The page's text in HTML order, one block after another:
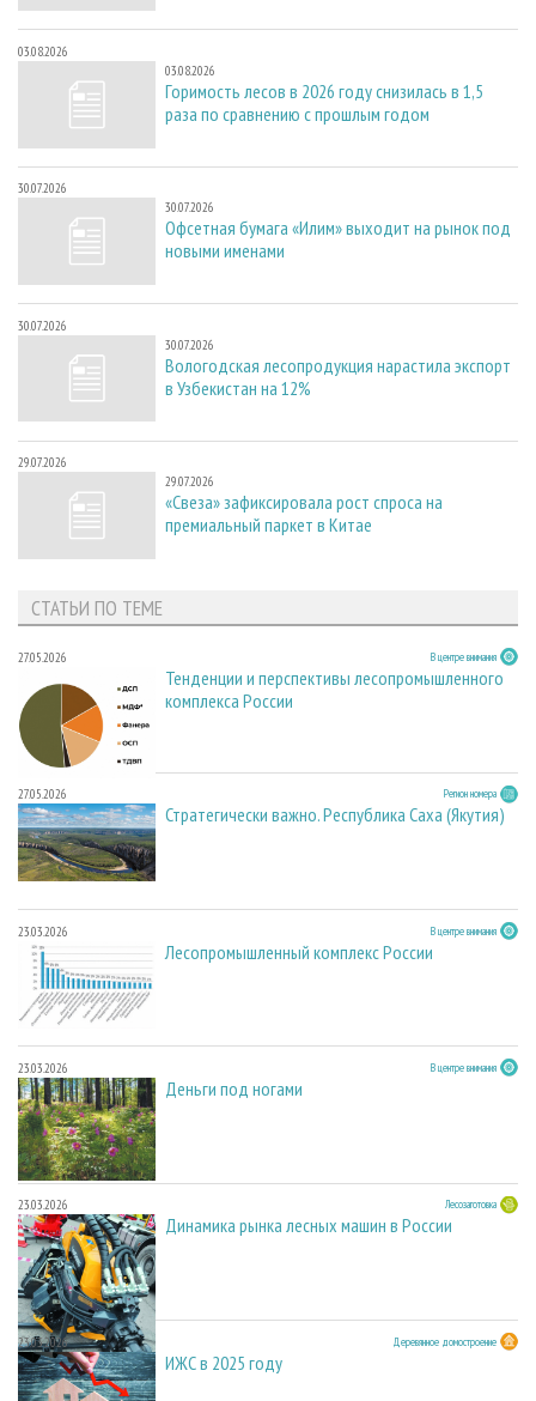
03.08.2026
03.08.2026
Горимость лесов в 2026 году снизилась в 1,5
раза по сравнению с прошлым годом
30.07.2026
30.07.2026
Офсетная бумага «Илим» выходит на рынок под
новыми именами
30.07.2026
30.07.2026
Вологодская лесопродукция нарастила экспорт
в Узбекистан на 12%
29.07.2026
29.07.2026
«Свеза» зафиксировала рост спроса на
премиальный паркет в Китае
СТАТЬИ ПО ТЕМЕ
27.05.2026 В центре внимания
Тенденции и перспективы лесопромышленного
комплекса России
27.05.2026 Регион номера
Стратегически важно. Республика Саха (Якутия)
23.03.2026 В центре внимания
Лесопромышленный комплекс России
23.03.2026 В центре внимания
Деньги под ногами
23.03.2026 Лесозаготовка
Динамика рынка лесных машин в России
23.03.2026 Деревянное домостроение
ИЖС в 2025 году